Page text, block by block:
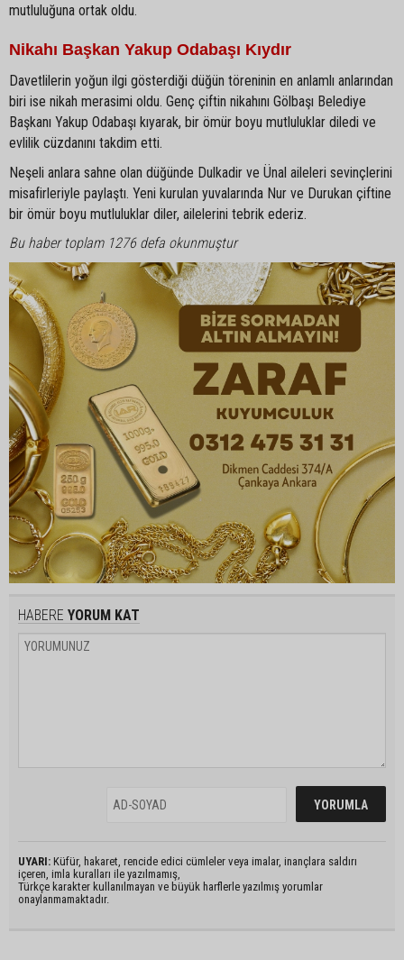
mutluluğuna ortak oldu.
Nikahı Başkan Yakup Odabaşı Kıydır
Davetlilerin yoğun ilgi gösterdiği düğün töreninin en anlamlı anlarından
biri ise nikah merasimi oldu. Genç çiftin nikahını Gölbaşı Belediye
Başkanı Yakup Odabaşı kıyarak, bir ömür boyu mutluluklar diledi ve
evlilik cüzdanını takdim etti.
Neşeli anlara sahne olan düğünde Dulkadir ve Ünal aileleri sevinçlerini
misafirleriyle paylaştı. Yeni kurulan yuvalarında Nur ve Durukan çiftine
bir ömür boyu mutluluklar diler, ailelerini tebrik ederiz.
Bu haber toplam 1276 defa okunmuştur
HABERE YORUM KAT
UYARI: Küfür, hakaret, rencide edici cümleler veya imalar, inançlara saldırı
içeren, imla kuralları ile yazılmamış,
Türkçe karakter kullanılmayan ve büyük harflerle yazılmış yorumlar
onaylanmamaktadır.